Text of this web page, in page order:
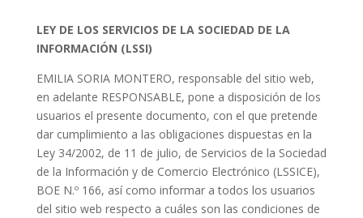
LEY DE LOS SERVICIOS DE LA SOCIEDAD DE LA
INFORMACIÓN (LSSI)
EMILIA SORIA MONTERO, responsable del sitio web,
en adelante RESPONSABLE, pone a disposición de los
usuarios el presente documento, con el que pretende
dar cumplimiento a las obligaciones dispuestas en la
Ley 34/2002, de 11 de julio, de Servicios de la Sociedad
de la Información y de Comercio Electrónico (LSSICE),
BOE N.º 166, así como informar a todos los usuarios
del sitio web respecto a cuáles son las condiciones de